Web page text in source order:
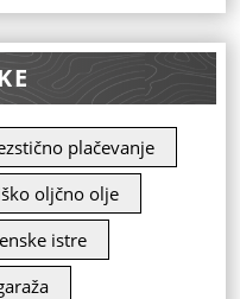
plačevanje
oljčno olje
istre